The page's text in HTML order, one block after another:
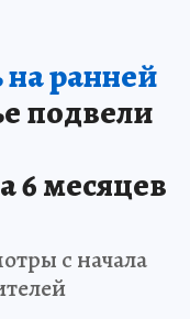
на ранней
подвели
6 месяцев
с начала